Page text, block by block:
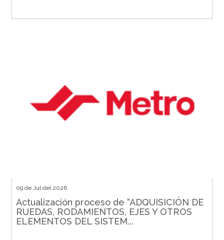
09 de Jul del 2026
Actualización proceso de “ADQUISICIÓN DE
RUEDAS, RODAMIENTOS, EJES Y OTROS
ELEMENTOS DEL SISTEM...